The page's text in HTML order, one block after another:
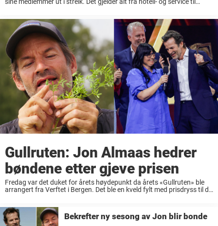
sine medlemmer ut i streik. Det gjelder alt fra hotell- og service til
Gullruten: Jon Almaas hedrer
bøndene etter gjeve prisen
Fredag var det duket for årets høydepunkt da årets «Gullruten» ble
arrangert fra Verftet i Bergen. Det ble en kveld fylt med prisdryss til de
Bekrefter ny sesong av Jon blir bonde